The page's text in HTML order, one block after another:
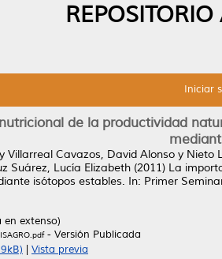
Iniciar
de la productividad
y Villarreal Cavazos, David Alonso y Nieto
Suárez, Lucía Elizabeth (2011) La
isótopos estables. In: Primer
en extenso)
- Versión Publicada
Vista previa